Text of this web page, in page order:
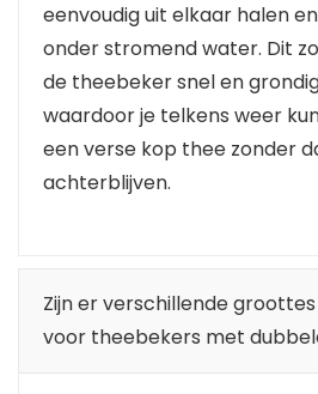
eenvoudig uit elkaar halen
onder stromend water. Dit
de theebeker snel en
waardoor je telkens weer
een verse kop thee zonder
achterblijven.
Zijn er verschillende
voor theebekers met